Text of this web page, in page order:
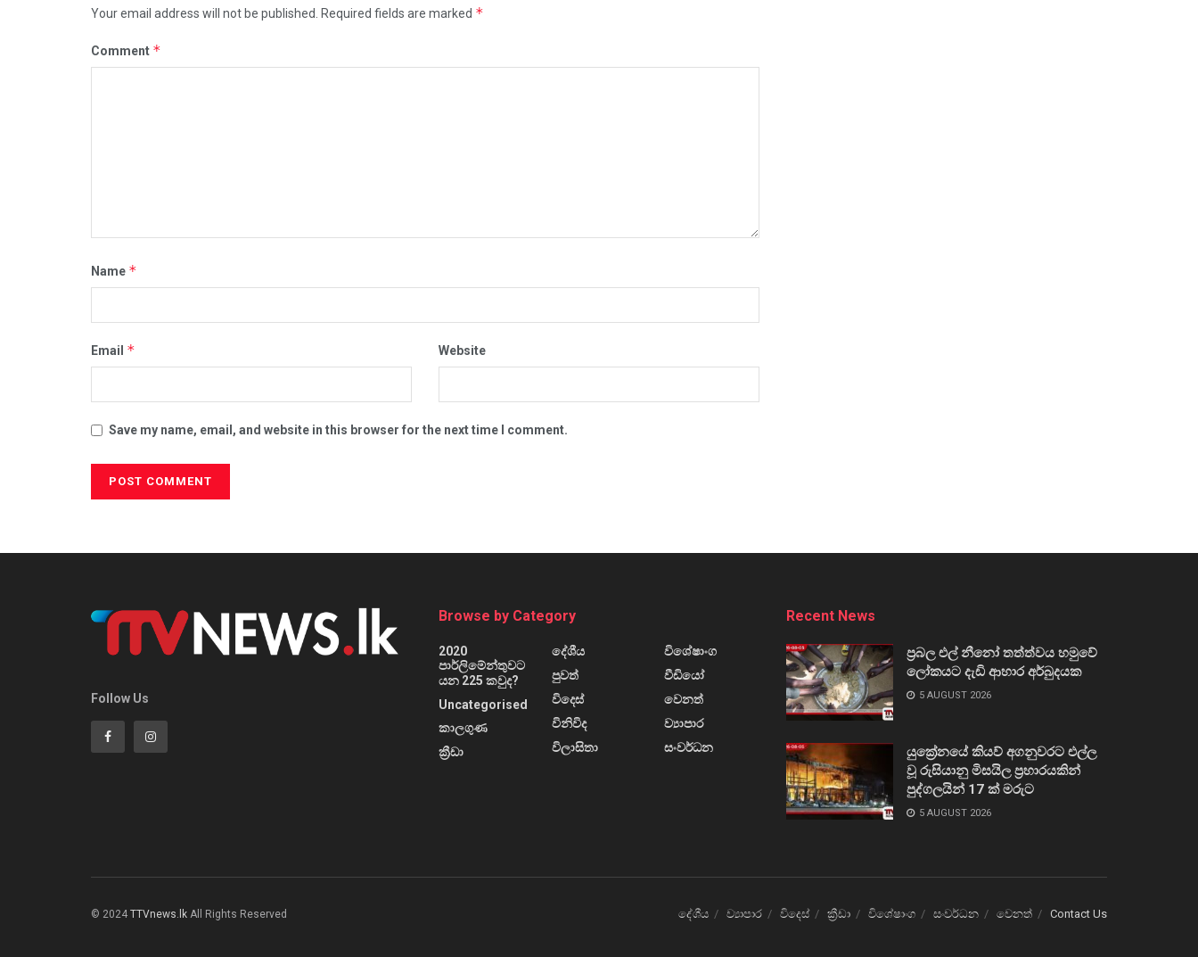
Your email address will not be published. Required fields are marked *
Comment *
Name *
Email * Website
Save my name, email, and website in this browser for the next time I comment.
Follow Us
Browse by Category
2020
පාර්ලිමේන්තුවට
යන 225 කවුද?
Uncategorised
කාලගුණ
ක්‍රීඩා
දේශීය
පුවත්
විදෙස්
විනිවිද
විලාසිතා
විශේෂාංග
වීඩියෝ
වෙනත්
ව්‍යාපාර
සංවර්ධන
Recent News
ප්‍රබල එල් නීනෝ තත්ත්වය හමුවේ
ලෝකයට දැඩි ආහාර අර්බුදයක
5 AUGUST 2026
යුක්‍රේනයේ කියව් අගනුවරට එල්ල
වූ රුසියානු මිසයිල ප්‍රහාරයකින්
පුද්ගලයින් 17 ක් මරුට
5 AUGUST 2026
දේශීය ව්‍යාපාර විදෙස් ක්‍රීඩා විශේෂාංග සංවර්ධන වෙනත් Contact Us
© 2024 TTVnews.lk All Rights Reserved